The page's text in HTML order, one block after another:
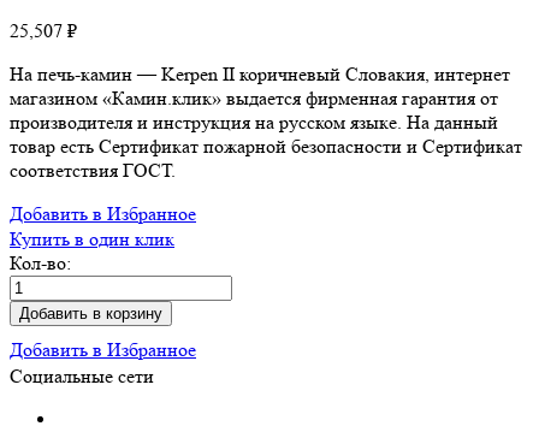
25,507 ₽
На печь-камин — Kerpen II коричневый Словакия, интернет
магазином «Камин.клик» выдается фирменная гарантия от
производителя и инструкция на русском языке. На данный
товар есть Сертификат пожарной безопасности и Сертификат
соответствия ГОСТ.
Добавить в Избранное
Купить в один клик
Кол-во:
Добавить в корзину
Добавить в Избранное
Социальные сети